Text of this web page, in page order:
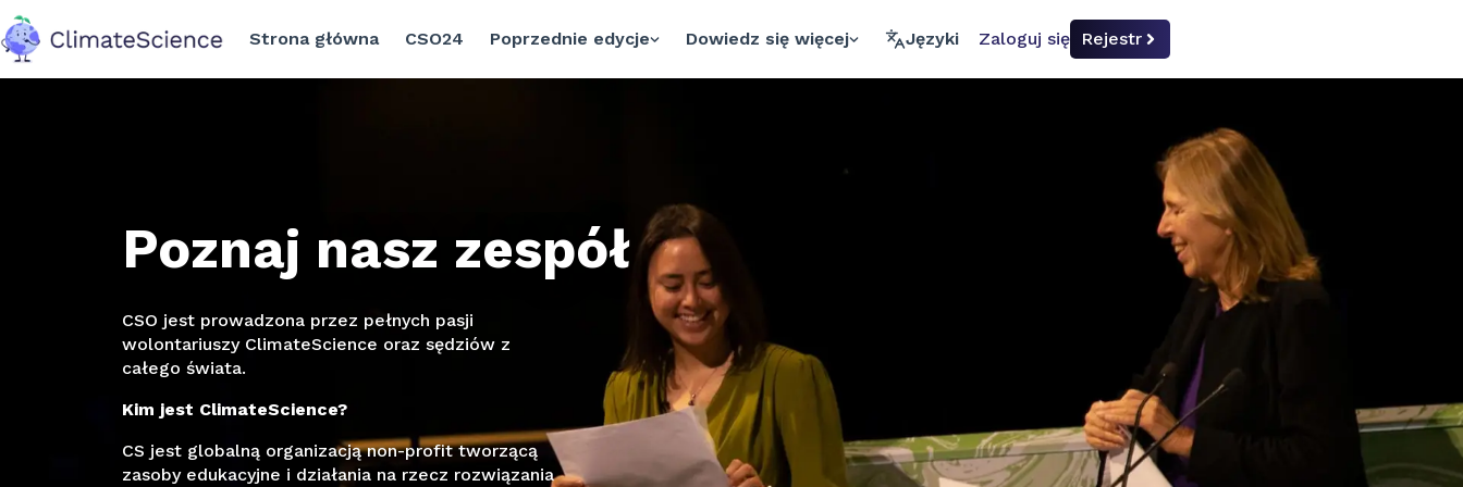
back to home Strona główna CSO24 Poprzednie edycje Dowiedz się więcej Języki Zaloguj się Rejestr
Poznaj nasz zespół
CSO jest prowadzona przez pełnych pasji
wolontariuszy ClimateScience oraz sędziów z
całego świata.
Kim jest ClimateScience?
CS jest globalną organizacją non-profit tworzącą
zasoby edukacyjne i działania na rzecz rozwiązania